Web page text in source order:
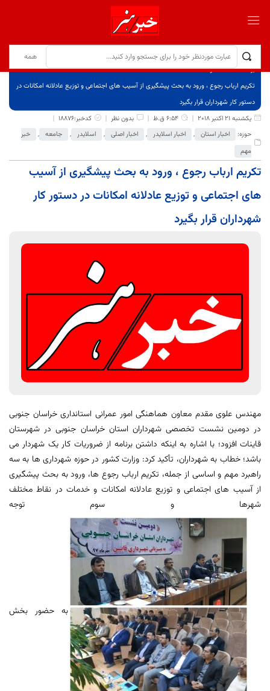
برگ نخست
نوشته‌ها
تکریم ارباب رجوع ، ورود به بحث پیشگیری از آسیب های اجتماعی و توزیع عادلانه امکانات در
دستور کار شهرداران قرار بگیرد
یکشنبه 21 اکتبر 2018
6:54 ق.ظ بدون نظر
کدخبر:18876
حوزه:
اخبار استان , اخبار اسلایدر , اخبار اصلی , اسلایدر , جامعه ,
خبر
مهم
تکریم ارباب رجوع ، ورود به بحث پیشگیری از آسیب
های اجتماعی و توزیع عادلانه امکانات در دستور کار
شهرداران قرار بگیرد
مهندس علوی مقدم معاون هماهنگی امور عمرانی استانداری خراسان جنوبی
در دومین نشست تخصصی شهرداران استان خراسان جنوبی در شهرستان
قاینات افزود؛ با اشاره به اینکه داشتن برنامه از ضروریات کار یک شهردار می
باشد؛ خطاب به شهرداران، تأکید کرد: وزارت کشور در حوزه شهرداری ها به سه
راهبرد مهم و اساسی از جمله، تکریم ارباب رجوع ها، ورود به بحث پیشگیری
از آسیب های اجتماعی و توزیع عادلانه امکانات و خدمات در نقاط مختلف
شهرها و سوم توجه
به حضور بخش